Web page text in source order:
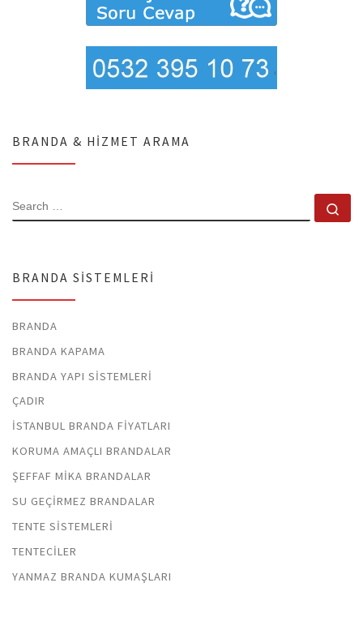
BRANDA & HIZMET ARAMA
SEARCH
BRANDA SISTEMLERI
BRANDA
BRANDA KAPAMA
BRANDA YAPI SISTEMLERI
ÇADIR
İSTANBUL BRANDA FIYATLARI
KORUMA AMAÇLI BRANDALAR
ŞEFFAF MIKA BRANDALAR
SU GEÇIRMEZ BRANDALAR
TENTE SISTEMLERI
TENTECILER
YANMAZ BRANDA KUMAŞLARI